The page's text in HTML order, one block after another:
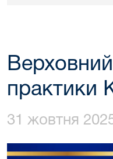
практики
31 жовтня